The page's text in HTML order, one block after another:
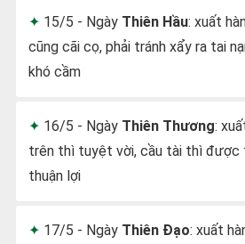
15/5 - Ngày Thiên Hầu: xuất
cũng cãi cọ, phải tránh xẩy ra tai
khó cầm
16/5 - Ngày Thiên Thương:
trên thì tuyệt vời, cầu tài thì được
thuận lợi
17/5 - Ngày Thiên Đạo: xuất